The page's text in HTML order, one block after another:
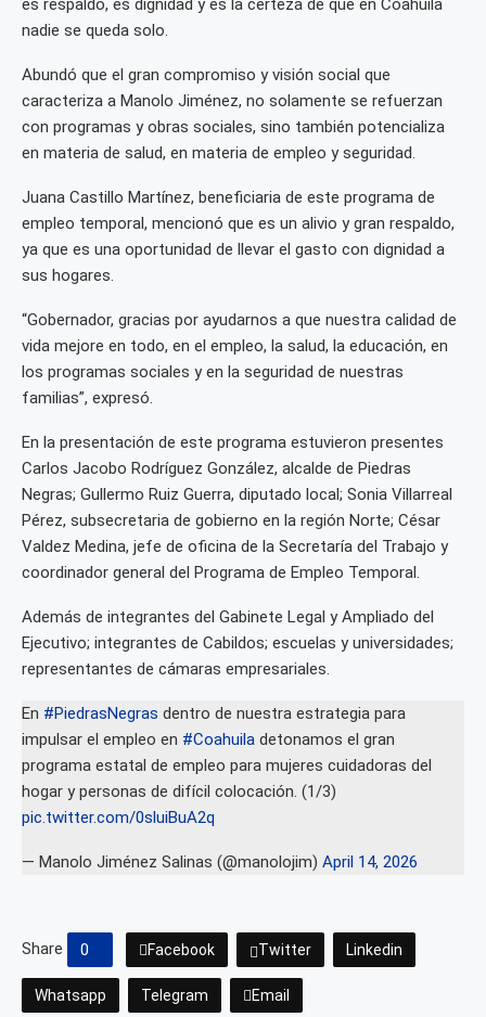
es respaldo, es dignidad y es la certeza de que en Coahuila
nadie se queda solo.
Abundó que el gran compromiso y visión social que
caracteriza a Manolo Jiménez, no solamente se refuerzan
con programas y obras sociales, sino también potencializa
en materia de salud, en materia de empleo y seguridad.
Juana Castillo Martínez, beneficiaria de este programa de
empleo temporal, mencionó que es un alivio y gran respaldo,
ya que es una oportunidad de llevar el gasto con dignidad a
sus hogares.
“Gobernador, gracias por ayudarnos a que nuestra calidad de
vida mejore en todo, en el empleo, la salud, la educación, en
los programas sociales y en la seguridad de nuestras
familias”, expresó.
En la presentación de este programa estuvieron presentes
Carlos Jacobo Rodríguez González, alcalde de Piedras
Negras; Gullermo Ruiz Guerra, diputado local; Sonia Villarreal
Pérez, subsecretaria de gobierno en la región Norte; César
Valdez Medina, jefe de oficina de la Secretaría del Trabajo y
coordinador general del Programa de Empleo Temporal.
Además de integrantes del Gabinete Legal y Ampliado del
Ejecutivo; integrantes de Cabildos; escuelas y universidades;
representantes de cámaras empresariales.
En #PiedrasNegras dentro de nuestra estrategia para
impulsar el empleo en #Coahuila detonamos el gran
programa estatal de empleo para mujeres cuidadoras del
hogar y personas de difícil colocación. (1/3)
pic.twitter.com/0sluiBuA2q
— Manolo Jiménez Salinas (@manolojim) April 14, 2026
Share 0 Facebook Twitter Linkedin
Whatsapp Telegram Email